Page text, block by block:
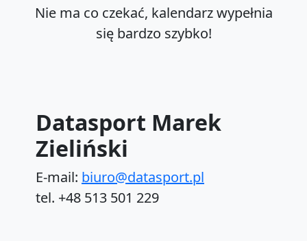
Nie ma co czekać, kalendarz wypełnia
się bardzo szybko!
Datasport Marek
Zieliński
E-mail: biuro@datasport.pl
tel. +48 513 501 229